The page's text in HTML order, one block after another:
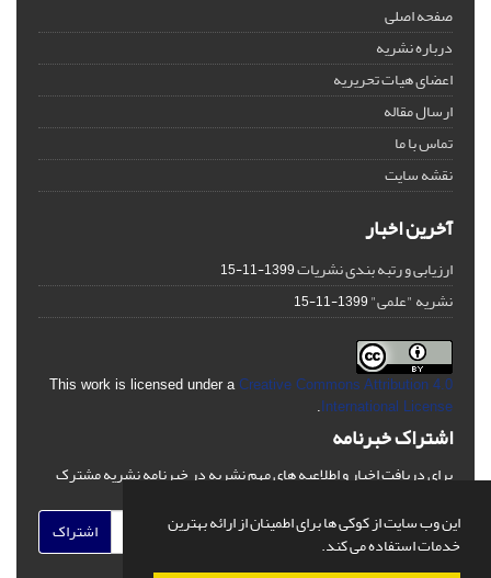
این وب سایت از کوکی ها برای اطمینان از ارائه بهترین
خدمات استفاده می کند.
صفحه اصلی
درباره نشریه
اعضای هیات تحریریه
ارسال مقاله
تماس با ما
نقشه سایت
آخرین اخبار
ارزیابی و رتبه بندی نشریات1399-11-15
نشریه "علمی"1399-11-15
This work is licensed under a Creative Commons Attribution 4.0
International License
.
اشتراک خبرنامه
برای دریافت اخبار و اطلاعیه های مهم نشریه در خبرنامه نشریه مشترک
اشتراک